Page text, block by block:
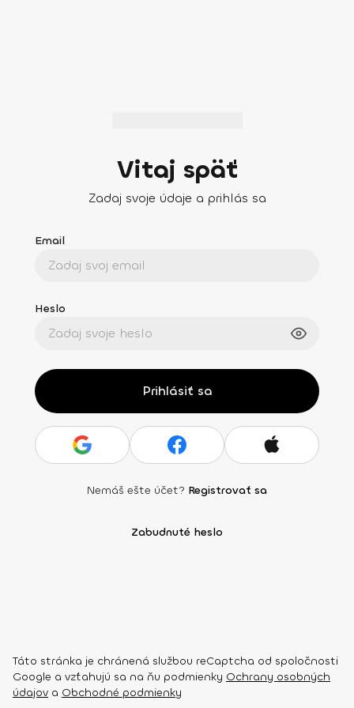
Vitaj späť
Zadaj svoje údaje a prihlás sa
Email
Heslo
Prihlásiť sa
Nemáš ešte účet? Registrovať sa
Zabudnuté heslo
Táto stránka je chránená službou reCaptcha od spoločnosti
Google a vzťahujú sa na ňu podmienky Ochrany osobných
údajov a Obchodné podmienky